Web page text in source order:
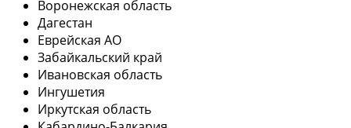
Воронежская область
Дагестан
Еврейская АО
Забайкальский край
Ивановская область
Ингушетия
Иркутская область